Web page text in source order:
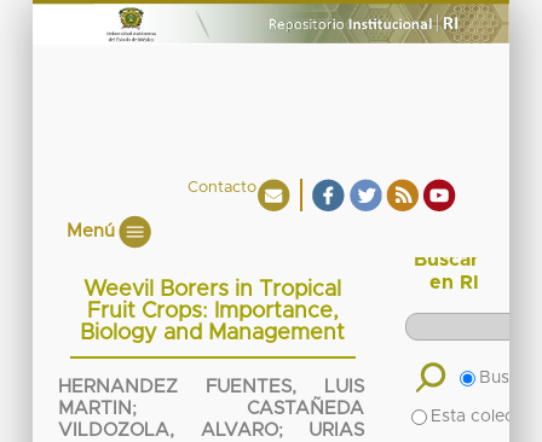
Contacto
Menú
Weevil Borers in Tropical
Fruit Crops: Importance,
Biology and Management
HERNANDEZ FUENTES, LUIS
MARTIN ; CASTAÑEDA
VILDOZOLA, ALVARO; URIAS
Buscar
en RI
Buscar
Esta